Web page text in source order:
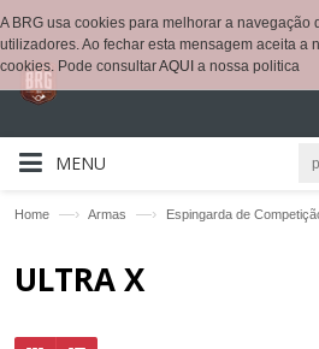
MENU
Home —› Armas —› Espingarda de
ULTRA X
A BRG usa cookies para melhorar a navegação
utilizadores. Ao fechar esta mensagem aceita a
cookies. Pode consultarAQUI a nossa politica